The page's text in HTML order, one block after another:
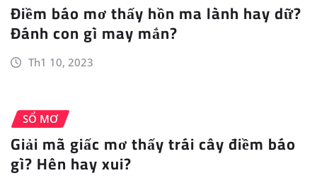
Điềm báo mơ thấy hồn ma lành hay dữ?
Đánh con gì may mắn?
Th1 10, 2023
SỔ MƠ
Giải mã giấc mơ thấy trái cây điềm báo
gì? Hên hay xui?